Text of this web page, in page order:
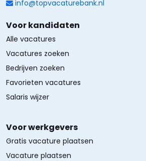
info@topvacaturebank.nl
Voor kandidaten
Alle vacatures
Vacatures zoeken
Bedrijven zoeken
Favorieten vacatures
Salaris wijzer
Voor werkgevers
Gratis vacature plaatsen
Vacature plaatsen